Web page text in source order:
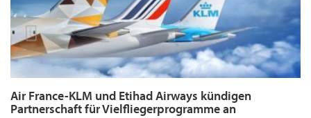
Air France-KLM und Etihad Airways kündigen
Partnerschaft für Vielfliegerprogramme an